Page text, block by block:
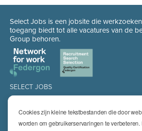
Cookies zijn kleine tekstbestanden die door
worden om gebruikerservaringen te
Select Jobs is een jobsite die
toegang biedt tot alle vacatures van de
Group behoren.
SELECT JOBS
Jobs
Job alert